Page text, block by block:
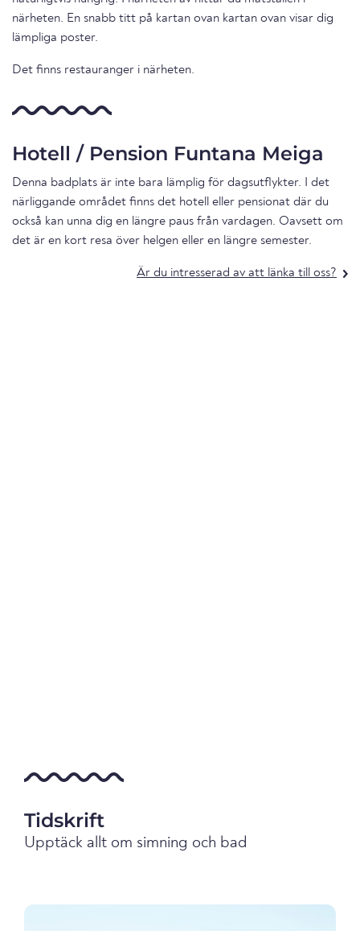
närheten. En snabb titt på kartan ovan kartan ovan visar dig
lämpliga poster.
Det finns restauranger i närheten.
Hotell / Pension Funtana Meiga
Denna badplats är inte bara lämplig för dagsutflykter. I det
närliggande området finns det hotell eller pensionat där du
också kan unna dig en längre paus från vardagen. Oavsett om
det är en kort resa över helgen eller en längre semester.
Är du intresserad av att länka till oss?
Tidskrift
Upptäck allt om simning och bad